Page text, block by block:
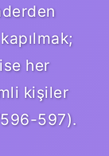
her
kişiler
596-597).